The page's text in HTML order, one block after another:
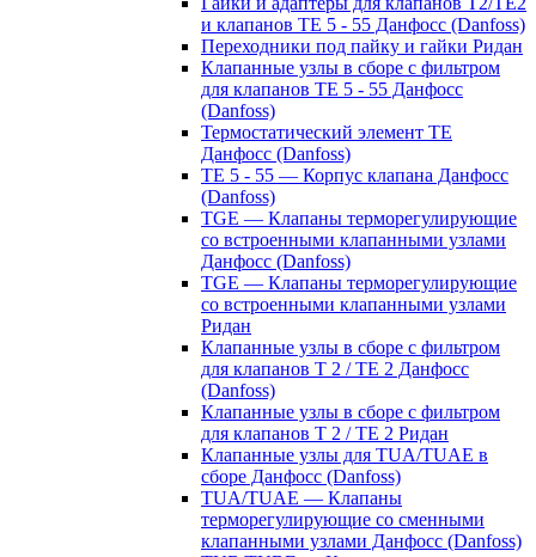
и клапанов TE 5 - 55 Данфосс (Danfoss)
Переходники под пайку и гайки Ридан
Клапанные узлы в сборе с фильтром
для клапанов TE 5 - 55 Данфосс
(Danfoss)
Термостатический элемент TE
Данфосс (Danfoss)
TE 5 - 55 — Корпус клапана Данфосс
(Danfoss)
TGE — Клапаны терморегулирующие
со встроенными клапанными узлами
Данфосс (Danfoss)
TGE — Клапаны терморегулирующие
со встроенными клапанными узлами
Ридан
Клапанные узлы в сборе с фильтром
для клапанов T 2 / TE 2 Данфосс
(Danfoss)
Клапанные узлы в сборе с фильтром
для клапанов T 2 / TE 2 Ридан
Клапанные узлы для TUA/TUAE в
сборе Данфосс (Danfoss)
TUA/TUAE — Клапаны
терморегулирующие со сменными
клапанными узлами Данфосс (Danfoss)